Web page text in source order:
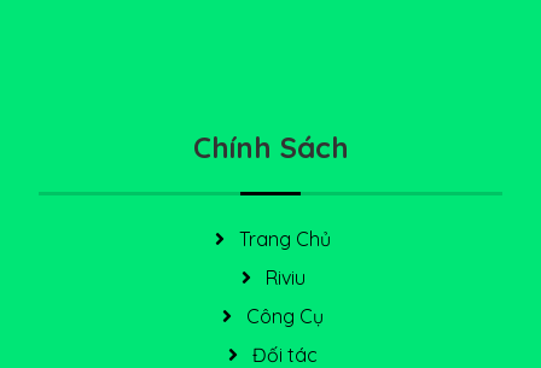
Chính Sách
Trang Chủ
Riviu
Công Cụ
Đối tác